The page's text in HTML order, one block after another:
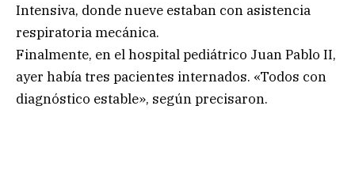
Intensiva, donde nueve estaban con asistencia
respiratoria mecánica.
Finalmente, en el hospital pediátrico Juan Pablo II,
ayer había tres pacientes internados. «Todos con
diagnóstico estable», según precisaron.